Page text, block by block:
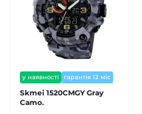
у наявності гарантія 12 міс
Skmei 1520CMGY Gray
Camo.